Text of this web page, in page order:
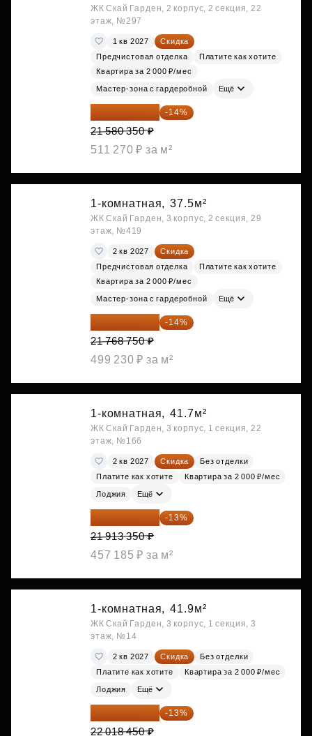
ЖК Скай Гарден, 2 корпус, 2 секция, 22
этаж, №297
1 кв 2027
Скидка
Предчистовая отделка
Платите как хотите
Квартира за 2 000 ₽/мес
Мастер-зона с гардеробной Ещё
18 559 101 ₽ -14%
21 580 350 ₽
511 270 ₽ за м²
1-комнатная, 37.5м²
ЖК Скай Гарден, 3 корпус, 2 секция, 29
этаж, №419
2 кв 2027
Скидка
Предчистовая отделка
Платите как хотите
Квартира за 2 000 ₽/мес
Мастер-зона с гардеробной Ещё
18 721 125 ₽ -14%
21 768 750 ₽
499 230 ₽ за м²
1-комнатная, 41.7м²
ЖК Скай Гарден, 3 корпус, 1 секция, 22
этаж, №166
2 кв 2027 Скидка
Без отделки
Платите как хотите
Квартира за 2 000 ₽/мес
Лоджия Ещё
19 064 615 ₽ -13%
21 913 350 ₽
457 185 ₽ за м²
1-комнатная, 41.9м²
ЖК Скай Гарден, 3 корпус, 1 секция, 3
этаж, №14
2 кв 2027 Скидка
Без отделки
Платите как хотите
Квартира за 2 000 ₽/мес
Лоджия Ещё
19 156 052 ₽ -13%
22 018 450 ₽